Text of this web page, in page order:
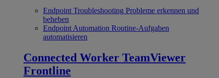
Endpoint Troubleshooting Probleme erkennen und
beheben
Endpoint Automation Routine-Aufgaben
automatisieren
Connected Worker TeamViewer
Frontline